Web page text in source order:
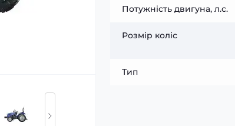
Потужність двигуна, л.с.
Розмір коліс
Тип